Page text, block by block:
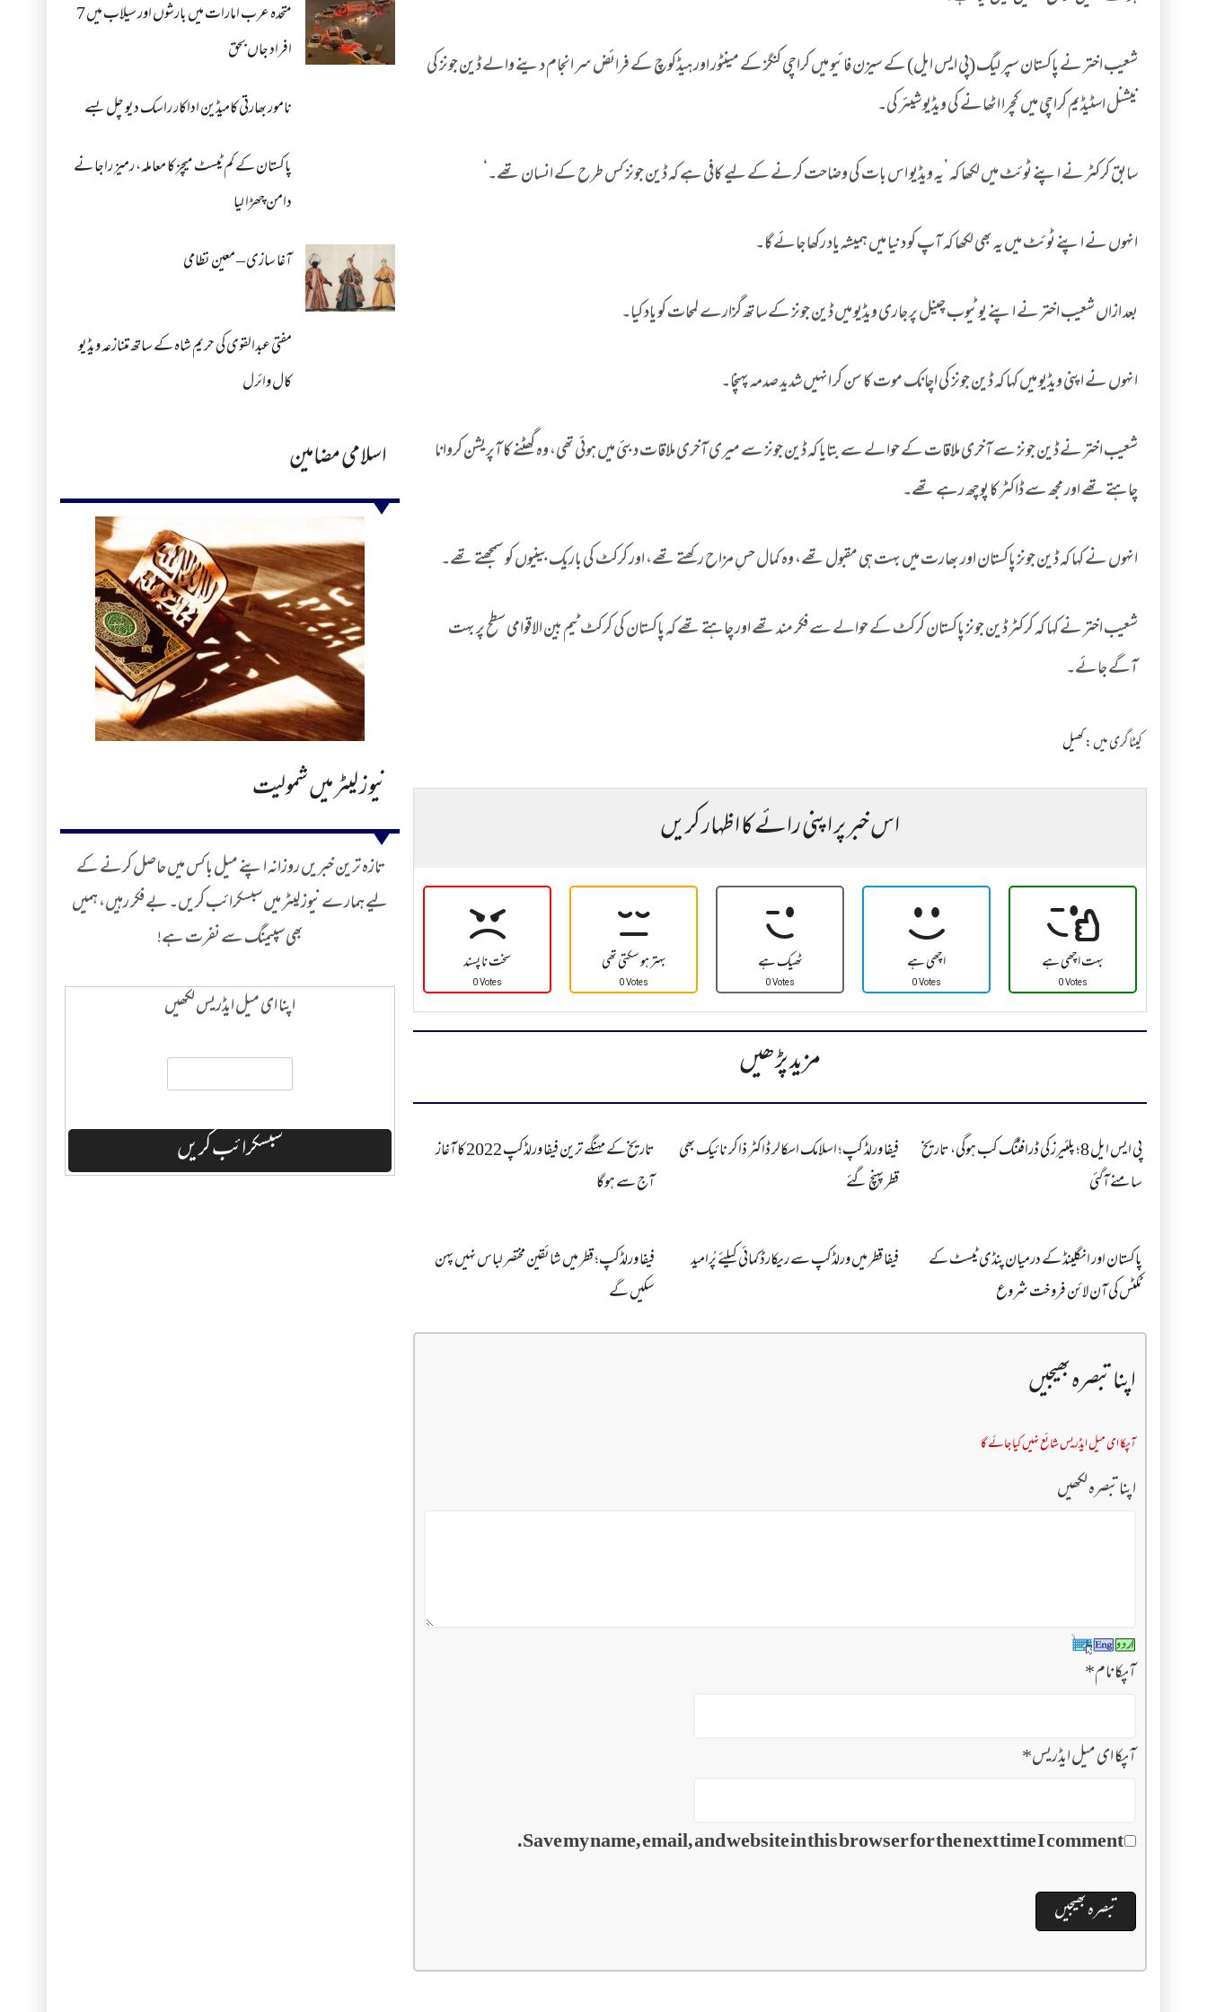
متحدہ عرب امارات میں بارشوں اور سیلاب میں 7
افراد جاں بحق
نامور بھارتی کامیڈین اداکار راسک دیو چل بسے
پاکستان کے کم ٹیسٹ میچز کا معاملہ، رمیز راجا نے
دامن چھڑا لیا
آغا سازی – معین نظامی
مفتی عبدالقوی کی حریم شاہ کے ساتھ متنازعہ ویڈیو
کال وائرل
اسلامی مضامین
نیوز لیٹر میں شمولیت
تازہ ترین خبریں روزانہ اپنے میل باکس میں حاصل کرنے کے
لیے ہمارے نیوز لیٹر میں سبسکرائب کریں۔ بے فکر رہیں، ہمیں
بھی سپیمنگ سے نفرت ہے!
اپنا ای میل ایڈریس لکھیں
شعیب اختر نے پاکستان سپر لیگ (پی ایس ایل) کے سیزن فائیو میں کراچی کنگز کے مینٹور اور ہیڈکوچ کے فرائض سر انجام دینے والے ڈین جونز کی
نیشنل اسٹیڈیم کراچی میں کچرا اٹھانے کی ویڈیو شیئر کی۔
سابق کرکٹر نے اپنے ٹوئٹ میں لکھا کہ ’یہ ویڈیو اس بات کی وضاحت کرنے کے لیے کافی ہے کہ ڈین جونز کس طرح کے انسان تھے۔‘
انہوں نے اپنے ٹوئٹ میں یہ بھی لکھا کہ آپ کو دنیا میں ہمیشہ یاد رکھا جائے گا۔
بعد ازاں شعیب اختر نے اپنے یوٹیوب چینل پر جاری ویڈیو میں ڈین جونز کے ساتھ گزارے لمحات کو یاد کیا۔
انہوں نے اپنی ویڈیو میں کہا کہ ڈین جونز کی اچانک موت کا سن کر انہیں شدید صدمہ پہنچا۔
شعیب اختر نے ڈین جونز سے آخری ملاقات کے حوالے سے بتایا کہ ڈین جونز سے میری آخری ملاقات دبئی میں ہوئی تھی، وہ گھٹنے کا آپریشن کروانا
چاہتے تھے اور مجھ سے ڈاکٹر کا پوچھ رہے تھے۔
انہوں نے کہا کہ ڈین جونز پاکستان اور بھارت میں بہت ہی مقبول تھے، وہ کمال حسِ مزاح رکھتے تھے، اور کرکٹ کی باریک بینیوں کو سمجھتے تھے۔
شعیب اختر نے کہا کہ کرکٹر ڈین جونز پاکستان کرکٹ کے حوالے سے فکر مند تھے اور چاہتے تھے کہ پاکستان کی کرکٹ ٹیم بین الاقوامی سطح پر بہت
آگے جائے۔
کیٹاگری میں :کھیل
اس خبر پر اپنی رائے کا اظہار کریں
سخت نا پسند
0 Votes
بہتر ہو سکتی تھی
0 Votes
ٹھیک ہے
0 Votes
اچھی ہے
0 Votes
بہت اچھی ہے
0 Votes
مزید پڑھیں
پی ایس ایل 8؛ پلئیرز کی ڈرافٹنگ کب ہوگی، تاریخ
سامنے آگئی
فیفا ورلڈ کپ؛ اسلامک اسکالر ڈاکٹر ذاکر نائیک بھی
قطر پہنچ گئے
تاریخ کے مہنگے ترین فیفا ورلڈکپ 2022 کا آغاز
آج سے ہوگا
پاکستان اور انگلینڈ کے درمیان پنڈی ٹیسٹ کے
ٹکٹس کی آن لائن فروخت شروع
فیفا قطر میں ورلڈکپ سے ریکارڈ کمائی کیلئے پُرامید
فیفا ورلڈکپ؛ قطر میں شائقین مختصر لباس نہیں پہن
سکیں گے
اپنا تبصرہ بھیجیں
آپکا ای میل ایڈریس شائع نہیں کیا جائے گا
اپنا تبصرہ لکھیں
آپکا نام*
آپکا ای میل ایڈریس*
Save my name, email, and website in this browser for the next time I comment.